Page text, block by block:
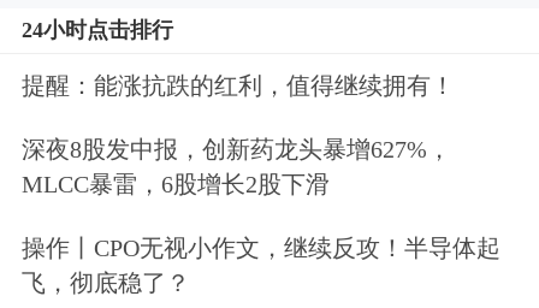
间，该消息得到进一步证实，协鑫科技
联席CEO兰天石在与财联社等媒体交流
时透露， 行业龙头企业正在牵头，采
用“直接出资+债务”的模式。此后，关
于硅料并购重组的消息颇多，但一直没
24小时点击排行
提醒：能涨抗跌的红利，值得继续拥有！
深夜8股发中报，创新药龙头暴增627%，
MLCC暴雷，6股增长2股下滑
操作丨CPO无视小作文，继续反攻！半导体起
飞，彻底稳了？